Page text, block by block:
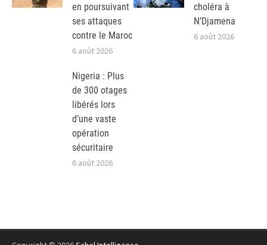
en poursuivant
ses attaques
contre le Maroc
6 août 2026
choléra à
N’Djamena
6 août 2026
Nigeria : Plus
de 300 otages
libérés lors
d’une vaste
opération
sécuritaire
6 août 2026